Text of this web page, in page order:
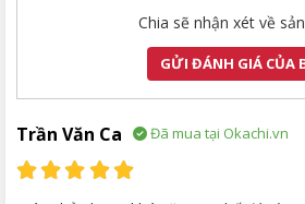
Chia sẽ nhận xét về
GỬI ĐÁNH GIÁ CỦA
Trần Văn Ca Đã mua tại Okachi.vn